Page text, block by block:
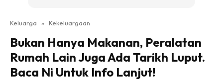
Keluarga » Kekeluargaan
Bukan Hanya Makanan, Peralatan
Rumah Lain Juga Ada Tarikh Luput.
Baca Ni Untuk Info Lanjut!